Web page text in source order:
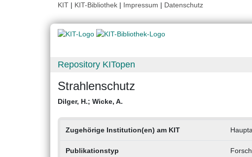
KIT | KIT-Bibliothek | Impressum | Datenschutz
Repository KITopen
Strahlenschutz
Dilger, H.; Wicke, A.
Zugehörige Institution(en) am KIT
Publikationstyp